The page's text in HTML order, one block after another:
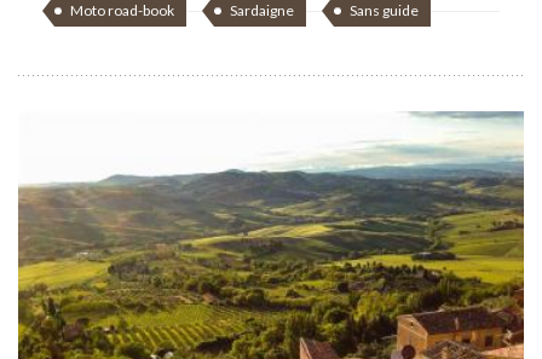
Moto road-book Sardaigne Sans guide